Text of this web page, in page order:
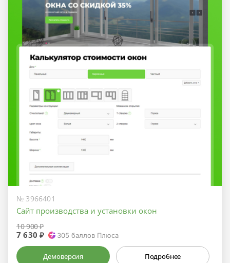
№ 3966401
Сайт производства и установки окон
10 900 ₽
7 630 ₽ 305 баллов Плюса
Демоверсия Подробнее